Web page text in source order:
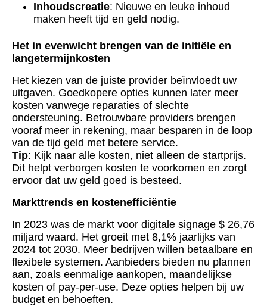
Inhoudscreatie: Nieuwe en leuke inhoud
maken heeft tijd en geld nodig.
Het in evenwicht brengen van de initiële en
langetermijnkosten
Het kiezen van de juiste provider beïnvloedt uw
uitgaven. Goedkopere opties kunnen later meer
kosten vanwege reparaties of slechte
ondersteuning. Betrouwbare providers brengen
vooraf meer in rekening, maar besparen in de loop
van de tijd geld met betere service.
Tip: Kijk naar alle kosten, niet alleen de startprijs.
Dit helpt verborgen kosten te voorkomen en zorgt
ervoor dat uw geld goed is besteed.
Markttrends en kostenefficiëntie
In 2023 was de markt voor digitale signage $ 26,76
miljard waard. Het groeit met 8,1% jaarlijks van
2024 tot 2030. Meer bedrijven willen betaalbare en
flexibele systemen. Aanbieders bieden nu plannen
aan, zoals eenmalige aankopen, maandelijkse
kosten of pay-per-use. Deze opties helpen bij uw
budget en behoeften.